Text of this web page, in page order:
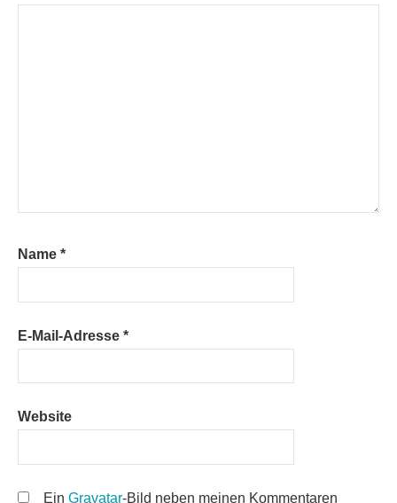
Name *
E-Mail-Adresse *
Website
EinGravatar-Bild neben meinen Kommentaren